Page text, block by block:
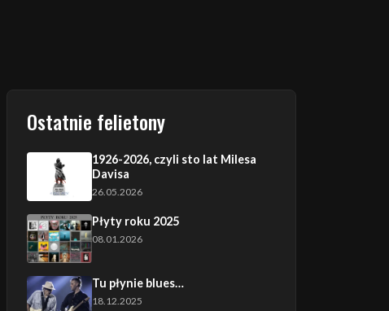
Ostatnie felietony
1926-2026, czyli sto lat Milesa
Davisa
26.05.2026
Płyty roku 2025
08.01.2026
Tu płynie blues…
18.12.2025